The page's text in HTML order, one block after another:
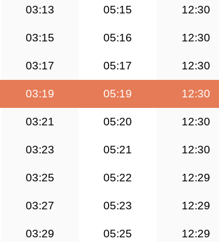
03:13 05:15 12:30
03:15 05:16 12:30
03:17 05:17 12:30
03:19 05:19 12:30
03:21 05:20 12:30
03:23 05:21 12:30
03:25 05:22 12:29
03:27 05:23 12:29
03:29 05:25 12:29